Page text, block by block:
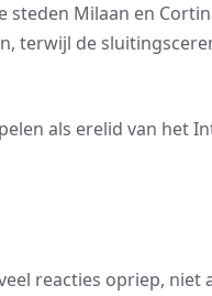
Milaan en
terwijl de
als erelid van het
reacties opriep, niet